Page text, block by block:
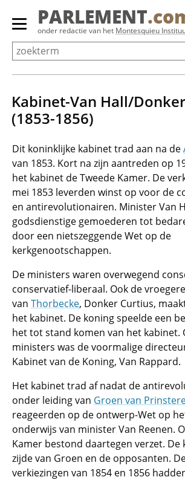
Overslaan
Primair
menu
tonen/verbergen
PARLEMENT
onder redactie van het Montesquieu
Kabinet-Van Hall/
(1853-1856)
Dit koninklijke kabinet trad aan na de
van 1853. Kort na zijn aantreden op
het kabinet de Tweede Kamer. De
mei 1853 leverden winst op voor de
en antirevolutionairen. Minister Van
godsdienstige gemoederen tot
door een nietszeggende Wet op de
kerkgenootschappen.
De ministers waren overwegend
conservatief-liberaal. Ook de
van Thorbecke, Donker Curtius,
het kabinet. De koning speelde een
het tot stand komen van het kabinet.
ministers was de voormalige
Kabinet van de Koning, Van Rappard.
Het kabinet trad af nadat de
onder leiding van Groen van
reageerden op de ontwerp-Wet op
onderwijs van minister Van Reenen.
Kamer bestond daartegen verzet. De
zijde van Groen en de opposanten.
verkiezingen van 1854 en 1856